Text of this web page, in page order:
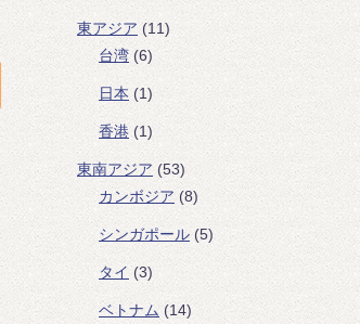
東アジア (11)
台湾 (6)
日本 (1)
香港(1)
東南アジア (53)
カンボジア (8)
シンガポール (5)
タイ (3)
ベトナム (14)